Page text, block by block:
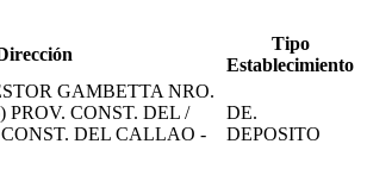
Tipo
Establecimiento
GAMBETTA NRO.
PROV. CONST. DEL /
DEL CALLAO -
DE.
DEPOSITO